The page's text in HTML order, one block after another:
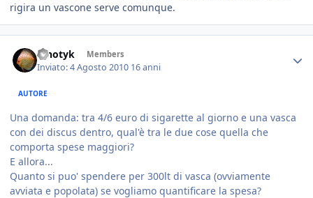
rigira un vascone serve comunque.
ipnotyk Members
Inviato:4 Agosto 2010 16 anni
AUTORE
Una domanda: tra 4/6 euro di sigarette al giorno e una vasca
con dei discus dentro, qual'è tra le due cose quella che
comporta spese maggiori?
E allora...
Quanto si puo' spendere per 300lt di vasca (ovviamente
avviata e popolata) se vogliamo quantificare la spesa?